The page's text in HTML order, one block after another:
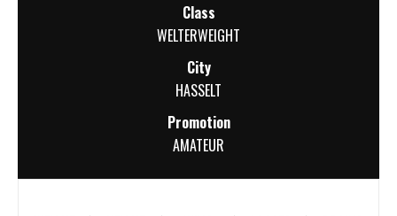
Class
WELTERWEIGHT
City
HASSELT
Promotion
AMATEUR